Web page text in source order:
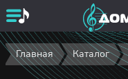
Главная Каталог